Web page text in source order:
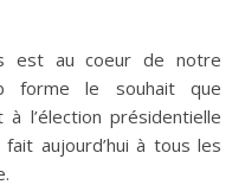
est au coeur de notre
forme le souhait que
l’élection présidentielle
aujourd’hui à tous les